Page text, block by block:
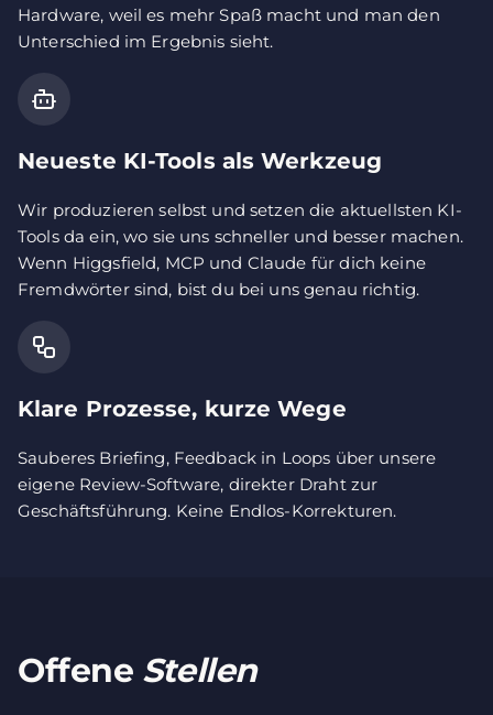
Hardware, weil es mehr Spaß macht und man den
Unterschied im Ergebnis sieht.
Neueste KI-Tools als Werkzeug
Wir produzieren selbst und setzen die aktuellsten KI-
Tools da ein, wo sie uns schneller und besser machen.
Wenn Higgsfield, MCP und Claude für dich keine
Fremdwörter sind, bist du bei uns genau richtig.
Klare Prozesse, kurze Wege
Sauberes Briefing, Feedback in Loops über unsere
eigene Review-Software, direkter Draht zur
Geschäftsführung. Keine Endlos-Korrekturen.
Offene Stellen